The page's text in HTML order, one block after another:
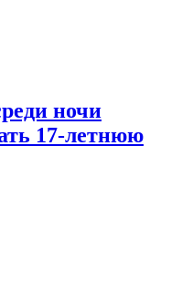
ночи
17-летнюю